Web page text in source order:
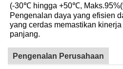
(-30℃ hingga +50℃,
Pengenalan daya yang efisien
yang cerdas memastikan
panjang.
Pengenalan Perusahaan